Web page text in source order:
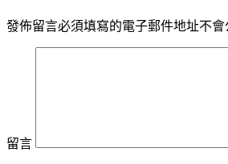
發佈留言必須填寫的電子郵件地址不會
留言